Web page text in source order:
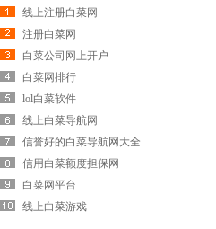
线上注册白菜网
注册白菜网
白菜公司网上开户
白菜网排行
lol白菜软件
线上白菜导航网
信誉好的白菜导航网大全
信用白菜额度担保网
白菜网平台
线上白菜游戏